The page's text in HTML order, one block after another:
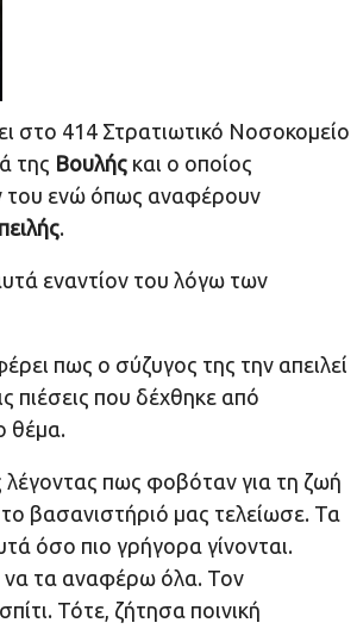
στο 414 Στρατιωτικό Νοσοκομείο
της Βουλής και ο οποίος
του ενώ όπως αναφέρουν
.
εναντίον του λόγω των
πως ο σύζυγος της την απειλεί
πιέσεις που δέχθηκε από
θέμα.
λέγοντας πως φοβόταν για τη ζωή
βασανιστήριό μας τελείωσε. Τα
όσο πιο γρήγορα γίνονται.
να τα αναφέρω όλα. Τον
Τότε, ζήτησα ποινική